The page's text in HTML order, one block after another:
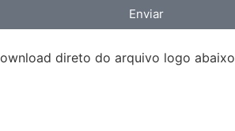
Enviar
direto do arquivo logo abaixo